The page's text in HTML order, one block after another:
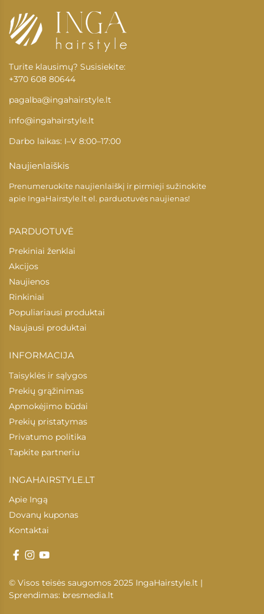
Turite klausimų? Susisiekite:
+370 608 80644
pagalba@ingahairstyle.lt
info@ingahairstyle.lt
Darbo laikas: I–V 8:00–17:00
Naujienlaiškis
Prenumeruokite naujienlaiškį ir pirmieji sužinokite
apie IngaHairstyle.ltel. parduotuvės naujienas!
PARDUOTUVĖ
Prekiniai ženklai
Akcijos
Naujienos
Rinkiniai
Populiariausi produktai
Naujausi produktai
INFORMACIJA
Taisyklės ir sąlygos
Prekių grąžinimas
Apmokėjimo būdai
Prekių pristatymas
Privatumo politika
Tapkite partneriu
INGAHAIRSTYLE.LT
Apie Ingą
Dovanų kuponas
Kontaktai
© Visos teisės saugomos 2025 IngaHairstyle.lt |
Sprendimas: bresmedia.lt